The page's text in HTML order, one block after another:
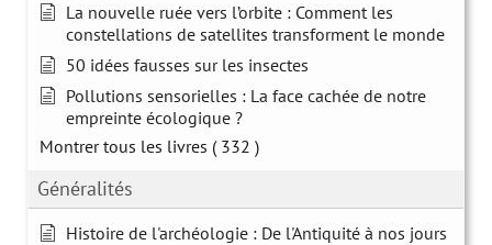
La nouvelle ruée vers l’orbite : Comment les
constellations de satellites transforment le monde
50 idées fausses sur les insectes
Pollutions sensorielles : La face cachée de notre
empreinte écologique ?
Montrer tous les livres ( 332 )
Généralités
Histoire de l'archéologie : De l'Antiquité à nos jours